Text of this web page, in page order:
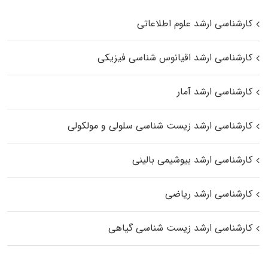
کارشناسی ارشد علوم اطلاعاتی
کارشناسی ارشد اقیانوس‌ شناسی فیزیکی
کارشناسی ارشد آمار
کارشناسی ارشد زیست شناسی سلولی و مولکولی
کارشناسی ارشد بیوشیمی بالینی
کارشناسی ارشد ریاضی
کارشناسی ارشد زیست‌ شناسی گیاهی